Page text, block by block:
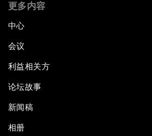
更多内容
中心
会议
利益相关方
论坛故事
新闻稿
相册